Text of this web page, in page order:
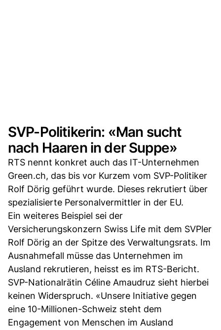
SVP-Politikerin: «Man sucht
nach Haaren in der Suppe»
RTS nennt konkret auch das IT-Unternehmen
Green.ch, das bis vor Kurzem vom SVP-Politiker
Rolf Dörig geführt wurde. Dieses rekrutiert über
spezialisierte Personalvermittler in der EU.
Ein weiteres Beispiel sei der
Versicherungskonzern Swiss Life mit dem SVPler
Rolf Dörig an der Spitze des Verwaltungsrats. Im
Ausnahmefall müsse das Unternehmen im
Ausland rekrutieren, heisst es im RTS-Bericht.
SVP-Nationalrätin Céline Amaudruz sieht hierbei
keinen Widerspruch. «Unsere Initiative gegen
eine 10-Millionen-Schweiz steht dem
Engagement von Menschen im Ausland